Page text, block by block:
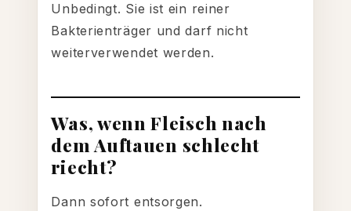
Unbedingt. Sie ist ein reiner
Bakterienträger und darf nicht
weiterverwendet werden.
Was, wenn Fleisch nach
dem Auftauen schlecht
riecht?
Dann sofort entsorgen.